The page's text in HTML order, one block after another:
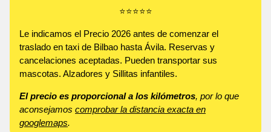
⭐️⭐️⭐️⭐️⭐️
Le indicamos el Precio 2026 antes de comenzar el
traslado en taxi de Bilbao hasta Ávila. Reservas y
cancelaciones aceptadas. Pueden transportar sus
mascotas. Alzadores y Sillitas infantiles.
El precio es proporcional a los kilómetros, por lo que
aconsejamos comprobar la distancia exacta en
googlemaps.